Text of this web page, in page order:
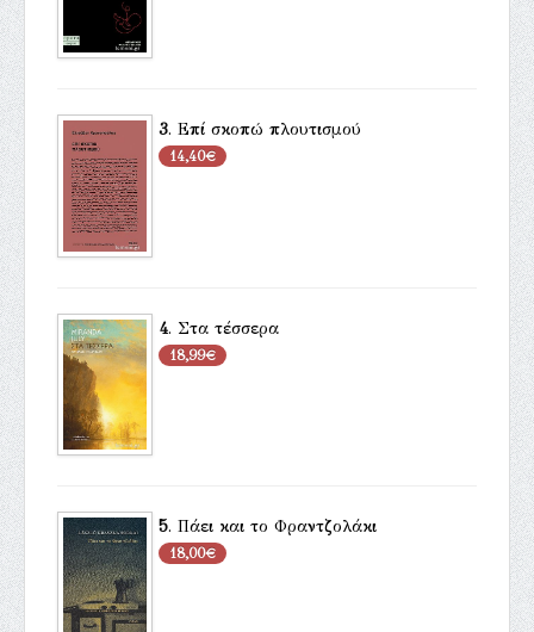
3. Επί σκοπώ πλουτισμού
14,40€
4. Στα τέσσερα
18,99€
5. Πάει και το Φραντζολάκι
18,00€